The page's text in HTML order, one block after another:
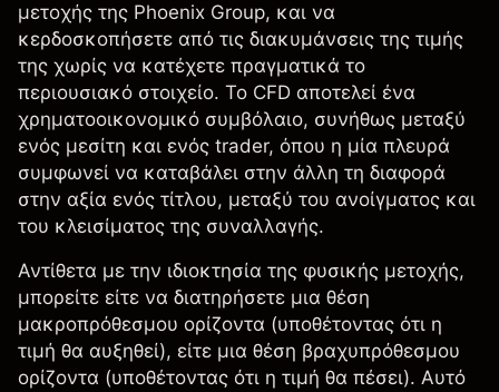
μετοχής της Phoenix Group, και να
κερδοσκοπήσετε από τις διακυμάνσεις της τιμής
της χωρίς να κατέχετε πραγματικά το
περιουσιακό στοιχείο. Το CFD αποτελεί ένα
χρηματοοικονομικό συμβόλαιο, συνήθως μεταξύ
ενός μεσίτη και ενός trader, όπου η μία πλευρά
συμφωνεί να καταβάλει στην άλλη τη διαφορά
στην αξία ενός τίτλου, μεταξύ του ανοίγματος και
του κλεισίματος της συναλλαγής.
Αντίθετα με την ιδιοκτησία της φυσικής μετοχής,
μπορείτε είτε να διατηρήσετε μια θέση
μακροπρόθεσμου ορίζοντα (υποθέτοντας ότι η
τιμή θα αυξηθεί), είτε μια θέση βραχυπρόθεσμου
ορίζοντα (υποθέτοντας ότι η τιμή θα πέσει). Αυτό